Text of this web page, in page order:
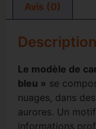
Avis (0)
Description
Le modèle de
bleu » se
nuages, dans
aurores. Un
informations